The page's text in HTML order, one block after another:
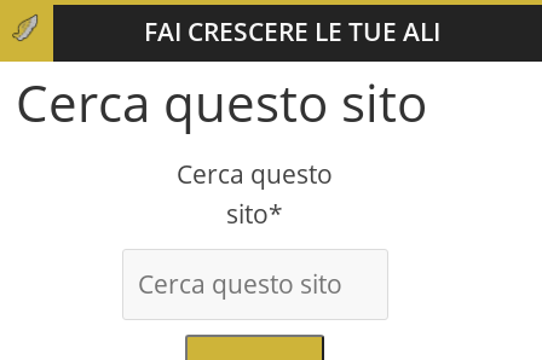
FAI CRESCERE LE TUE ALI
Cerca questo sito
Cerca questo
sito*